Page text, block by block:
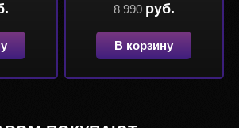
8 990 руб.
В корзину